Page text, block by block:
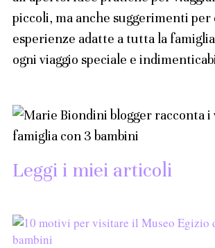
piccoli, ma anche suggerimenti per
esperienze adatte a tutta la
ogni viaggio speciale e
Leggi i miei articoli